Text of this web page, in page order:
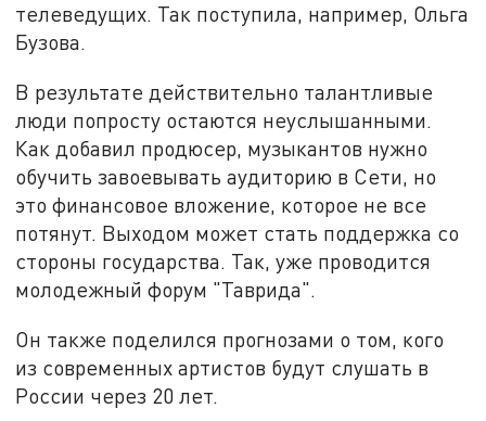
телеведущих. Так поступила, например, Ольга
Бузова.
В результате действительно талантливые
люди попросту остаются неуслышанными.
Как добавил продюсер, музыкантов нужно
обучить завоевывать аудиторию в Сети, но
это финансовое вложение, которое не все
потянут. Выходом может стать поддержка со
стороны государства. Так, уже проводится
молодежный форум "Таврида".
Он также поделился прогнозами о том, кого
из современных артистов будут слушать в
России через 20 лет.